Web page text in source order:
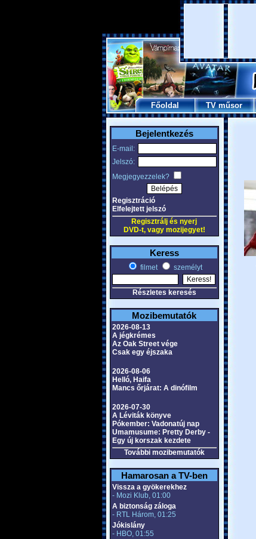
Főoldal TV műsor
Bejelentkezés
E-mail:
Jelszó:
Megjegyezzelek?
Regisztráció
Elfelejtett jelszó
Regisztrálj és nyerj
DVD-t, vagy mozijegyet!
Keress
filmet személyt
Részletes keresés
Mozibemutatók
2026-08-13
A jégkrémes
Az Oak Street vége
Csak egy éjszaka
2026-08-06
Helló, Haifa
Mancs őrjárat: A dinófilm
2026-07-30
A Léviták könyve
Pókember: Vadonatúj nap
Umamusume: Pretty Derby -
Egy új korszak kezdete
További mozibemutatók
Hamarosan a TV-ben
Vissza a gyökerekhez
- Mozi Klub, 01:00
A biztonság záloga
- RTL Három, 01:25
Jókislány
- HBO, 01:55